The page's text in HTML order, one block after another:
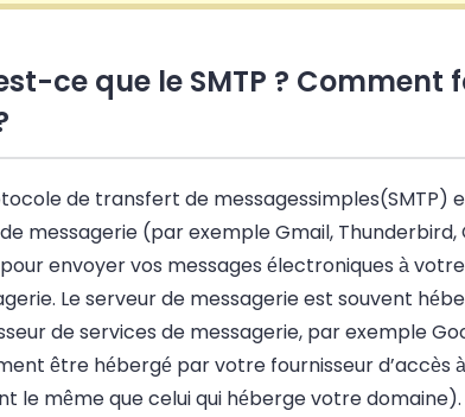
ce que le SMTP ?
de transfert de messagessimples(SMTP)
messagerie (par exemple Gmail, Thunderbird,
envoyer vos messages électroniques à
Le serveur de messagerie est souvent
de services de messagerie, par exemple
être hébergé par votre fournisseur d’accès
le même que celui qui héberge votre domaine).